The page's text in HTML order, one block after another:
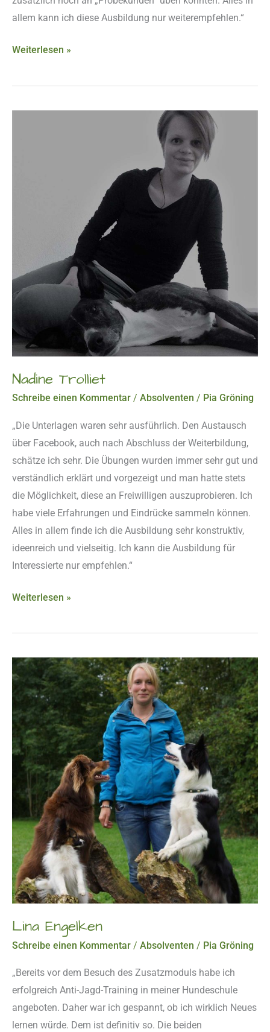
allem kann ich diese Ausbildung nur weiterempfehlen.“
Weiterlesen »
Nadine Trolliet
Schreibe einen Kommentar / Absolventen / Pia Gröning
„Die Unterlagen waren sehr ausführlich. Den Austausch
über Facebook, auch nach Abschluss der Weiterbildung,
schätze ich sehr. Die Übungen wurden immer sehr gut und
verständlich erklärt und vorgezeigt und man hatte stets
die Möglichkeit, diese an Freiwilligen auszuprobieren. Ich
habe viele Erfahrungen und Eindrücke sammeln können.
Alles in allem finde ich die Ausbildung sehr konstruktiv,
ideenreich und vielseitig. Ich kann die Ausbildung für
Interessierte nur empfehlen.“
Weiterlesen »
Lina Engelken
Schreibe einen Kommentar / Absolventen / Pia Gröning
„Bereits vor dem Besuch des Zusatzmoduls habe ich
erfolgreich Anti-Jagd-Training in meiner Hundeschule
angeboten. Daher war ich gespannt, ob ich wirklich Neues
lernen würde. Dem ist definitiv so. Die beiden
Lina
Engelken